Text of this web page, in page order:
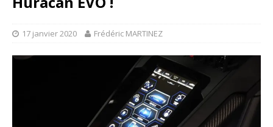
17 janvier 2020 Frédéric MARTINEZ